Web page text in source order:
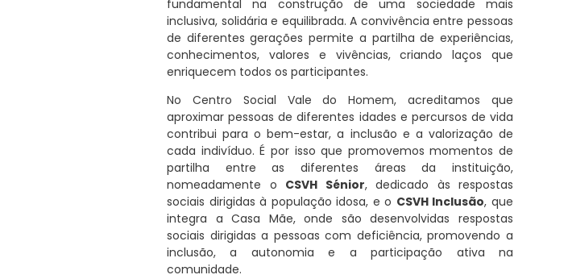
fundamental na construção de uma sociedade mais
inclusiva, solidária e equilibrada. A convivência entre pessoas
de diferentes gerações permite a partilha de experiências,
conhecimentos, valores e vivências, criando laços que
enriquecem todos os participantes.
No Centro Social Vale do Homem, acreditamos que
aproximar pessoas de diferentes idades e percursos de vida
contribui para o bem-estar, a inclusão e a valorização de
cada indivíduo. É por isso que promovemos momentos de
partilha entre as diferentes áreas da instituição,
nomeadamente o CSVH Sénior, dedicado às respostas
sociais dirigidas à população idosa, e o CSVH Inclusão, que
integra a Casa Mãe, onde são desenvolvidas respostas
sociais dirigidas a pessoas com deficiência, promovendo a
inclusão, a autonomia e a participação ativa na
comunidade.